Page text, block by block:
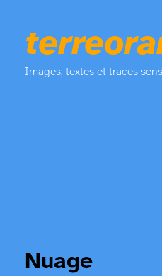
Images, textes et traces
Nuage